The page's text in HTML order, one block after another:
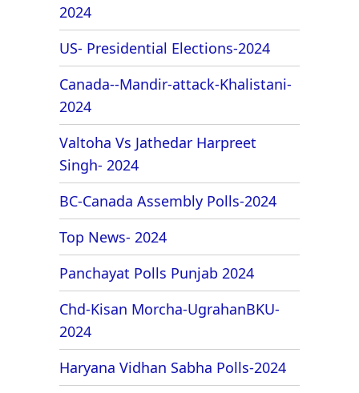
2024
US- Presidential Elections-2024
Canada--Mandir-attack-Khalistani-
2024
Valtoha Vs Jathedar Harpreet
Singh- 2024
BC-Canada Assembly Polls-2024
Top News- 2024
Panchayat Polls Punjab 2024
Chd-Kisan Morcha-UgrahanBKU-
2024
Haryana Vidhan Sabha Polls-2024